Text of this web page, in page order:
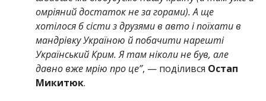
омріяний достаток не за горами). А ще
хотілося б сісти з друзями в авто і поїхати в
мандрівку Україною й побачити нарешті
Український Крим. Я там ніколи не був, але
давно вже мрію про це”, — поділився Остап
Микитюк.